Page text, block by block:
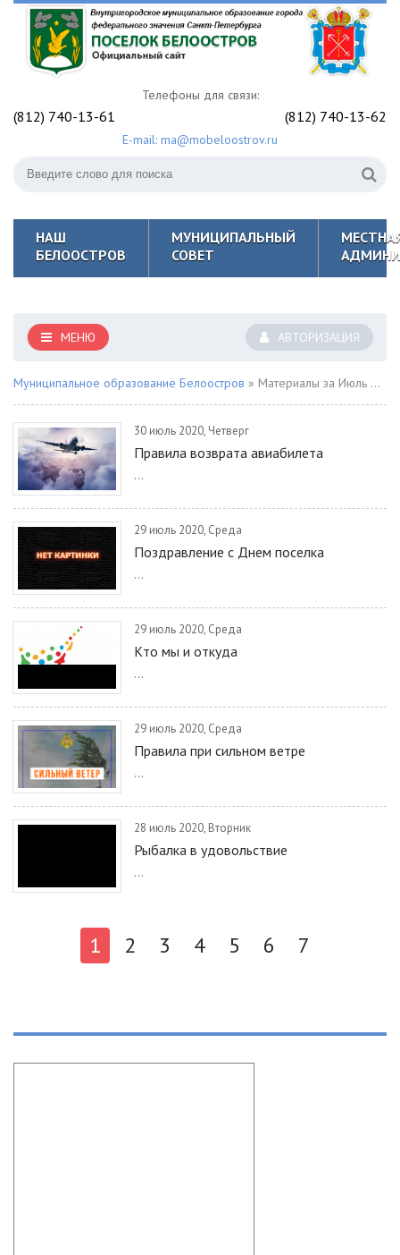
Телефоны для связи:
(812) 740-13-61 (812) 740-13-62
E-mail: ma@mobeloostrov.ru
НАШ
БЕЛООСТРОВ
МУНИЦИПАЛЬНЫЙ
СОВЕТ
АВТОРИЗАЦИЯ
МЕНЮ
Муниципальное образование Белоостров » Материалы за Июль 2020 года
30 июль 2020, Четверг
Правила возврата авиабилета
...
29 июль 2020, Среда
Поздравление с Днем поселка
...
29 июль 2020, Среда
Кто мы и откуда
...
29 июль 2020, Среда
Правила при сильном ветре
...
28 июль 2020, Вторник
Рыбалка в удовольствие
...
1 2 3 4 5 6 7